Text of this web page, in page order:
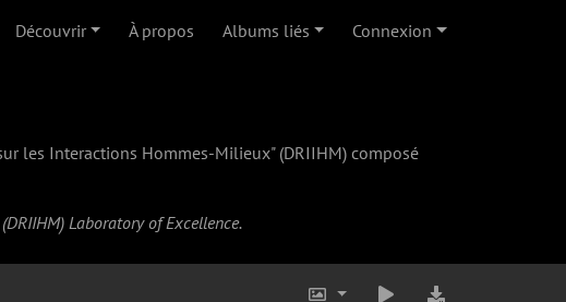
Découvrir À propos Albums liés Connexion
les Interactions Hommes-Milieux" (DRIIHM) composé
DRIIHM) Laboratory of Excellence.